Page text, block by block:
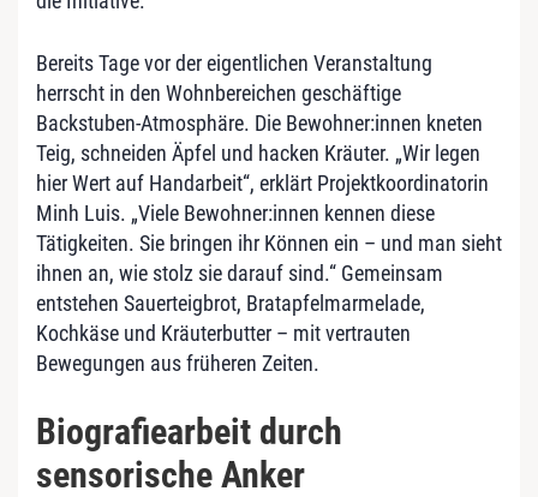
Bereits Tage vor der eigentlichen Veranstaltung
herrscht in den Wohnbereichen geschäftige
Backstuben-Atmosphäre. Die Bewohner:innen kneten
Teig, schneiden Äpfel und hacken Kräuter. „Wir legen
hier Wert auf Handarbeit“, erklärt Projektkoordinatorin
Minh Luis. „Viele Bewohner:innen kennen diese
Tätigkeiten. Sie bringen ihr Können ein – und man sieht
ihnen an, wie stolz sie darauf sind.“ Gemeinsam
entstehen Sauerteigbrot, Bratapfelmarmelade,
Kochkäse und Kräuterbutter – mit vertrauten
Bewegungen aus früheren Zeiten.
Biografiearbeit durch
sensorische Anker